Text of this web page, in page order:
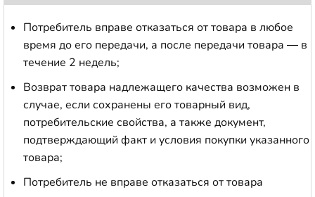
Потребитель вправе отказаться от товара в любое
время до его передачи, а после передачи товара — в
течение 2 недель;
Возврат товара надлежащего качества возможен в
случае, если сохранены его товарный вид,
потребительские свойства, а также документ,
подтверждающий факт и условия покупки указанного
товара;
Потребитель не вправе отказаться от товара